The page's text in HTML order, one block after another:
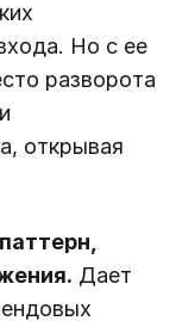
Но с ее
разворота
открывая
Дает